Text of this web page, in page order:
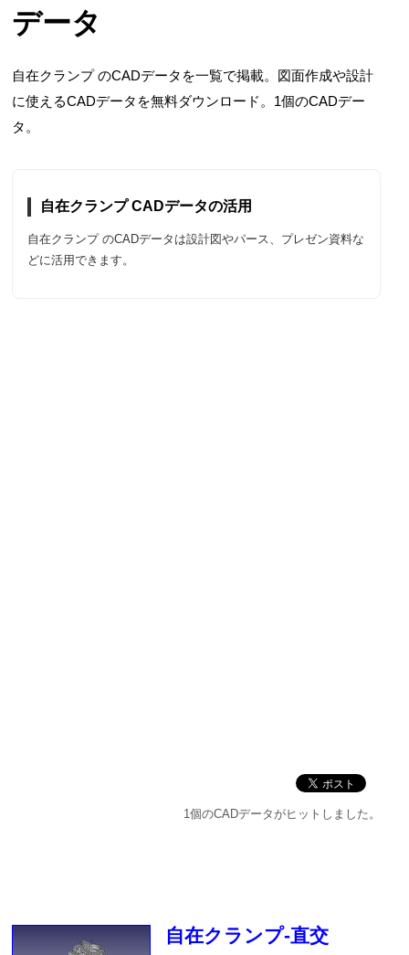
データ
自在クランプ のCADデータを一覧で掲載。図面作成や設計
に使えるCADデータを無料ダウンロード。1個のCADデー
タ。
自在クランプ CADデータの活用
自在クランプ のCADデータは設計図やパース、プレゼン資料な
どに活用できます。
1個のCADデータがヒットしました。
自在クランプ-直交